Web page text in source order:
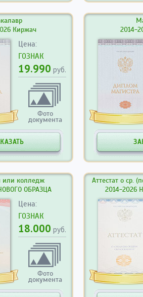
Киржач
Цена:
ГОЗНАК
19.990 руб.
Фото
документа
2014-
или колледж
ОБРАЗЦА
Цена:
ГОЗНАК
18.000 руб.
Фото
документа
Аттестат о ср.
2014-2026